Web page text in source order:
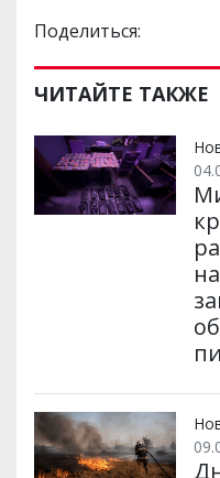
Поделиться:
ЧИТАЙТЕ ТАКЖЕ